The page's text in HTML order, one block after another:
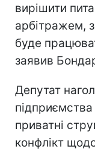
вирішити
арбітражем,
буде
заявив
Депутат
підприємства
приватні
конфлікт